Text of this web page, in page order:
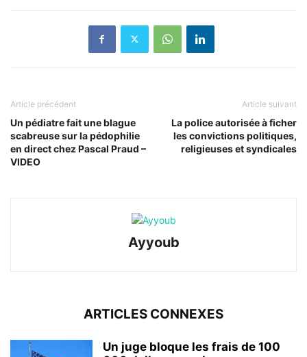
Article précédent
Un pédiatre fait une blague
scabreuse sur la pédophilie
en direct chez Pascal Praud –
VIDEO
Article suivant
La police autorisée à ficher
les convictions politiques,
religieuses et syndicales
Ayyoub
ARTICLES CONNEXES
Un juge bloque les frais de 100